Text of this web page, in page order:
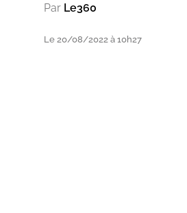
Par Le360
Le 20/08/2022 à 10h27